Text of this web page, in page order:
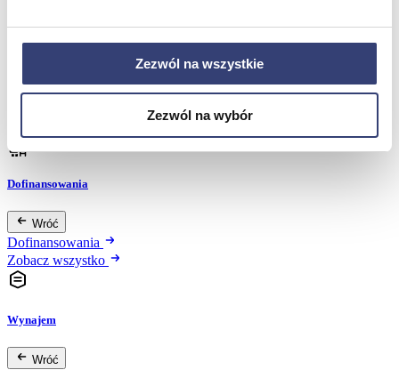
Zezwól na wszystkie
Zezwól na wybór
Urządzenia
Dofinansowania
Wróć
Dofinansowania
Zobacz wszystko
Wynajem
Wróć